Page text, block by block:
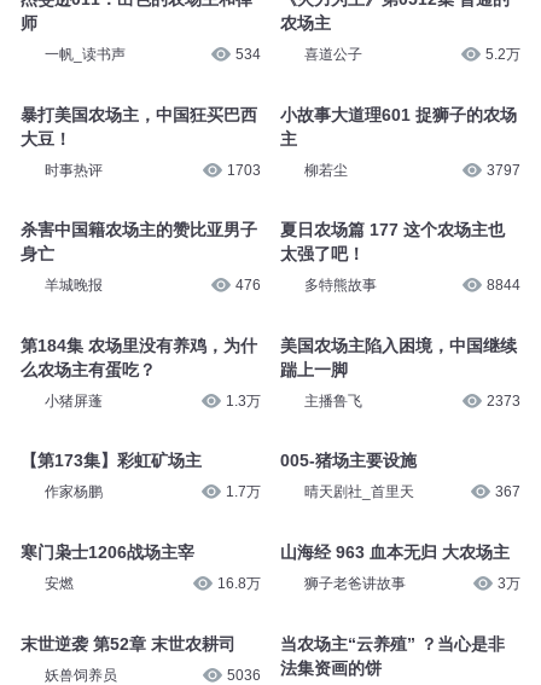
师
一帆_读书声 534
暴打美国农场主，中国狂买巴西
大豆！
时事热评 1703
杀害中国籍农场主的赞比亚男子
身亡
羊城晚报 476
第184集 农场里没有养鸡，为什
么农场主有蛋吃？
小猪屏蓬 1.3万
【第173集】彩虹矿场主
作家杨鹏 1.7万
寒门枭士1206战场主宰
安燃 16.8万
末世逆袭 第52章 末世农耕司
妖兽饲养员 5036
农场主
喜道公子 5.2万
小故事大道理601 捉狮子的农场
主
柳若尘 3797
夏日农场篇 177 这个农场主也
太强了吧！
多特熊故事 8844
美国农场主陷入困境，中国继续
踹上一脚
主播鲁飞 2373
005-猪场主要设施
晴天剧社_首里天 367
山海经 963 血本无归 大农场主
狮子老爸讲故事 3万
当农场主“云养殖” ？当心是非
法集资画的饼